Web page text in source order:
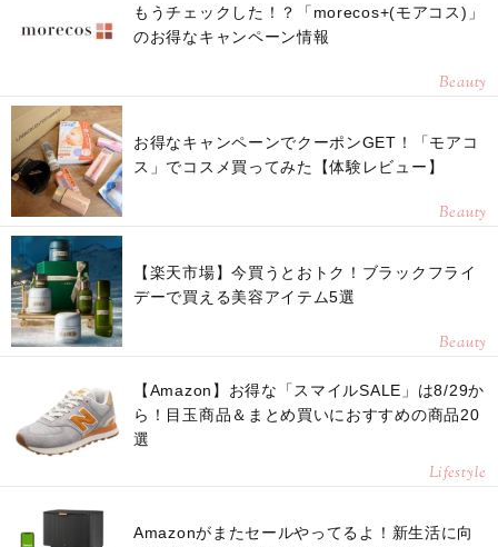
もうチェックした！？「morecos+(モアコス)」
のお得なキャンペーン情報
Beauty
お得なキャンペーンでクーポンGET！「モアコ
ス」でコスメ買ってみた【体験レビュー】
Beauty
【楽天市場】今買うとおトク！ブラックフライ
デーで買える美容アイテム5選
Beauty
【Amazon】お得な「スマイルSALE」は8/29か
ら！目玉商品＆まとめ買いにおすすめの商品20
選
Lifestyle
Amazonがまたセールやってるよ！新生活に向